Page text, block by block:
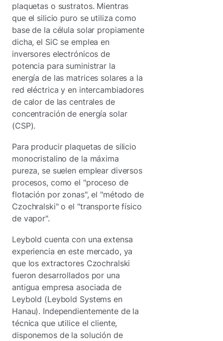
plaquetas o sustratos. Mientras
que el silicio puro se utiliza como
base de la célula solar propiamente
dicha, el SiC se emplea en
inversores electrónicos de
potencia para suministrar la
energía de las matrices solares a la
red eléctrica y en intercambiadores
de calor de las centrales de
concentración de energía solar
(CSP).
Para producir plaquetas de silicio
monocristalino de la máxima
pureza, se suelen emplear diversos
procesos, como el "proceso de
flotación por zonas", el "método de
Czochralski" o el "transporte físico
de vapor".
Leybold cuenta con una extensa
experiencia en este mercado, ya
que los extractores Czochralski
fueron desarrollados por una
antigua empresa asociada de
Leybold (Leybold Systems en
Hanau). Independientemente de la
técnica que utilice el cliente,
disponemos de la solución de